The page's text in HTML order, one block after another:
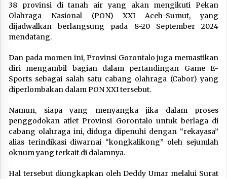
38 provinsi di tanah air yang akan mengikuti Pekan
Olahraga Nasional (PON) XXI Aceh-Sumut, yang
dijadwalkan berlangsung pada 8-20 September 2024
mendatang.
Dan pada momen ini, Provinsi Gorontalo juga memastikan
diri mengambil bagian dalam pertandingan Game E-
Sports sebagai salah satu cabang olahraga (Cabor) yang
diperlombakan dalam PON XXI tersebut.
Namun, siapa yang menyangka jika dalam proses
penggodokan atlet Provinsi Gorontalo untuk berlaga di
cabang olahraga ini, diduga dipenuhi dengan “rekayasa”
alias terindikasi diwarnai “kongkalikong” oleh sejumlah
oknum yang terkait di dalamnya.
Hal tersebut diungkapkan oleh Deddy Umar melalui Surat